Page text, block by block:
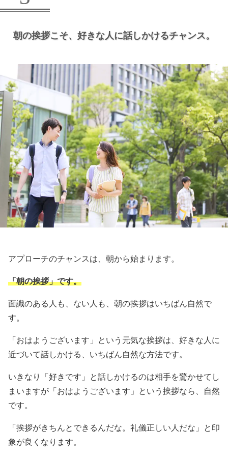
朝の挨拶こそ、 好きな人に話しかけるチャンス。
アプローチのチャンスは、朝から始まります。
「朝の挨拶」です。
面識のある人も、ない人も、朝の挨拶はいちばん自然で
す。
「おはようございます」という元気な挨拶は、好きな人に
近づいて話しかける、いちばん自然な方法です。
いきなり「好きです」と話しかけるのは相手を驚かせてし
まいますが「おはようございます」という挨拶なら、自然
です。
「挨拶がきちんとできるんだな。礼儀正しい人だな」と印
象が良くなります。